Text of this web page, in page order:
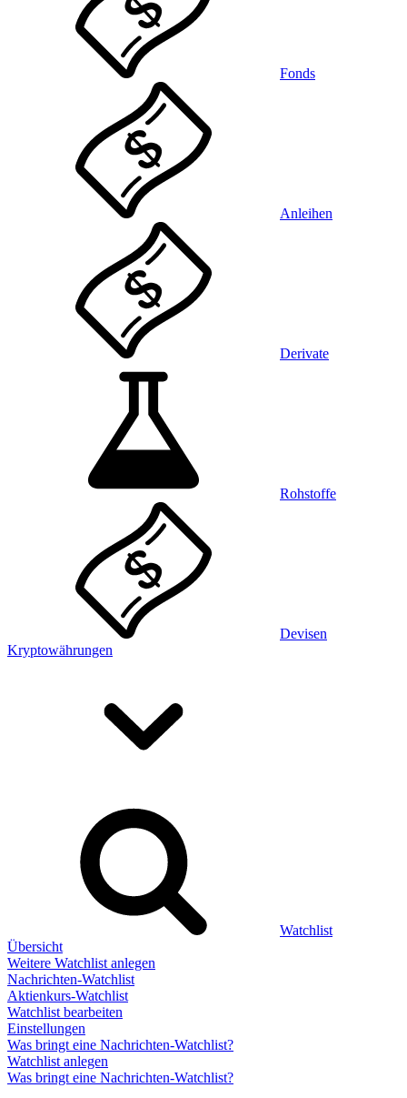
Fonds
Anleihen
Derivate
Rohstoffe
Devisen
Kryptowährungen
Watchlist
Übersicht
Weitere Watchlist anlegen
Nachrichten-Watchlist
Aktienkurs-Watchlist
Watchlist bearbeiten
Einstellungen
Was bringt eine Nachrichten-Watchlist?
Watchlist anlegen
Was bringt eine Nachrichten-Watchlist?